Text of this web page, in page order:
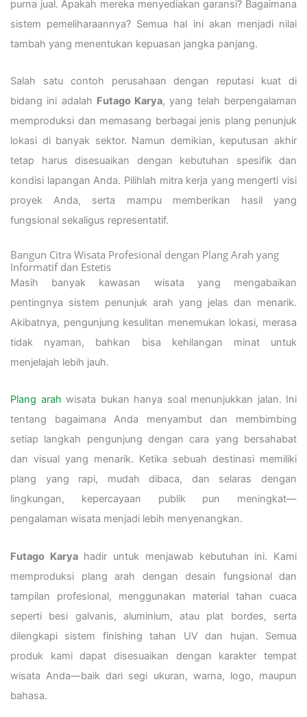
purna jual. Apakah mereka menyediakan garansi? Bagaimana
sistem pemeliharaannya? Semua hal ini akan menjadi nilai
tambah yang menentukan kepuasan jangka panjang.
Salah satu contoh perusahaan dengan reputasi kuat di
bidang ini adalah Futago Karya, yang telah berpengalaman
memproduksi dan memasang berbagai jenis plang penunjuk
lokasi di banyak sektor. Namun demikian, keputusan akhir
tetap harus disesuaikan dengan kebutuhan spesifik dan
kondisi lapangan Anda. Pilihlah mitra kerja yang mengerti visi
proyek Anda, serta mampu memberikan hasil yang
fungsional sekaligus representatif.
Bangun Citra Wisata Profesional dengan Plang Arah yang
Informatif dan Estetis
Masih banyak kawasan wisata yang mengabaikan
pentingnya sistem penunjuk arah yang jelas dan menarik.
Akibatnya, pengunjung kesulitan menemukan lokasi, merasa
tidak nyaman, bahkan bisa kehilangan minat untuk
menjelajah lebih jauh.
Plang arah wisata bukan hanya soal menunjukkan jalan. Ini
tentang bagaimana Anda menyambut dan membimbing
setiap langkah pengunjung dengan cara yang bersahabat
dan visual yang menarik. Ketika sebuah destinasi memiliki
plang yang rapi, mudah dibaca, dan selaras dengan
lingkungan, kepercayaan publik pun meningkat—
pengalaman wisata menjadi lebih menyenangkan.
Futago Karyahadir untuk menjawab kebutuhan ini. Kami
memproduksi plang arah dengan desain fungsional dan
tampilan profesional, menggunakan material tahan cuaca
seperti besi galvanis, aluminium, atau plat bordes, serta
dilengkapi sistem finishing tahan UV dan hujan. Semua
produk kami dapat disesuaikan dengan karakter tempat
wisata Anda—baik dari segi ukuran, warna, logo, maupun
bahasa.